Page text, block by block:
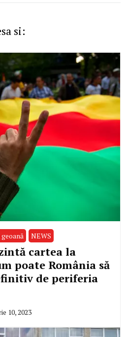
si:
NEWS
cartea la
poate România să
de periferia
10, 2023